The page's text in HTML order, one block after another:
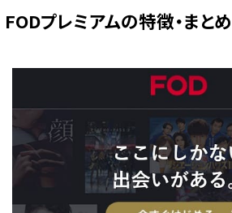
FODプレミアムの特徴・まとめ